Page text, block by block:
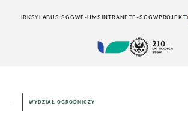
IRKSYLABUS SGGWE-HMSINTRANETE-SGGW
WYDZIAŁ OGRODNICZY